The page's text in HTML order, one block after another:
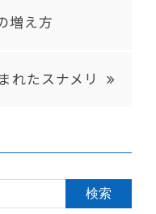
増え方
れたスナメリ